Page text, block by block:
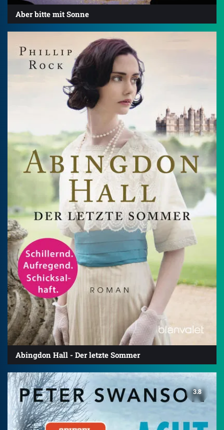
Aber bitte mit Sonne
Abingdon Hall - Der letzte Sommer
3.8